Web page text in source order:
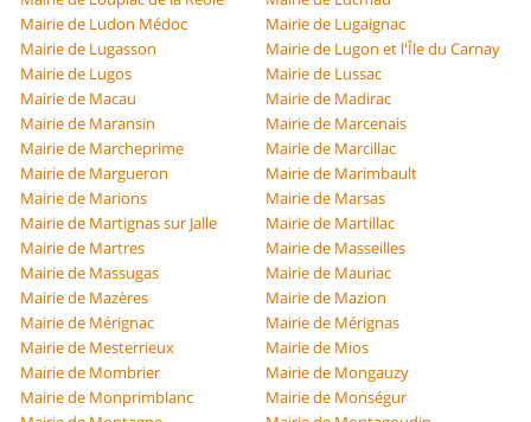
Mairie de Ludon Médoc
Mairie de Lugaignac
Mairie de Lugasson
Mairie de Lugon et l'Île du Carnay
Mairie de Lugos
Mairie de Lussac
Mairie de Macau
Mairie de Madirac
Mairie de Maransin
Mairie de Marcenais
Mairie de Marcheprime
Mairie de Marcillac
Mairie de Margueron
Mairie de Marimbault
Mairie de Marions
Mairie de Marsas
Mairie de Martignas sur Jalle
Mairie de Martillac
Mairie de Martres
Mairie de Masseilles
Mairie de Massugas
Mairie de Mauriac
Mairie de Mazères
Mairie de Mazion
Mairie de Mérignac
Mairie de Mérignas
Mairie de Mesterrieux
Mairie de Mios
Mairie de Mombrier
Mairie de Mongauzy
Mairie de Monprimblanc
Mairie de Monségur